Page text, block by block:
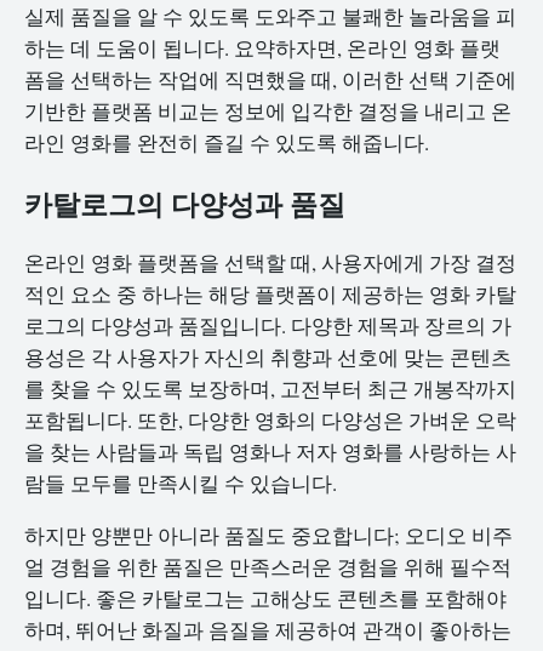
실제 품질을 알 수 있도록 도와주고 불쾌한 놀라움을 피
하는 데 도움이 됩니다. 요약하자면, 온라인 영화 플랫
폼을 선택하는 작업에 직면했을 때, 이러한 선택 기준에
기반한 플랫폼 비교는 정보에 입각한 결정을 내리고 온
라인 영화를 완전히 즐길 수 있도록 해줍니다.
카탈로그의 다양성과 품질
온라인 영화 플랫폼을 선택할 때, 사용자에게 가장 결정
적인 요소 중 하나는 해당 플랫폼이 제공하는 영화 카탈
로그의 다양성과 품질입니다. 다양한 제목과 장르의 가
용성은 각 사용자가 자신의 취향과 선호에 맞는 콘텐츠
를 찾을 수 있도록 보장하며, 고전부터 최근 개봉작까지
포함됩니다. 또한, 다양한 영화의 다양성은 가벼운 오락
을 찾는 사람들과 독립 영화나 저자 영화를 사랑하는 사
람들 모두를 만족시킬 수 있습니다.
하지만 양뿐만 아니라 품질도 중요합니다; 오디오 비주
얼 경험을 위한 품질은 만족스러운 경험을 위해 필수적
입니다. 좋은 카탈로그는 고해상도 콘텐츠를 포함해야
하며, 뛰어난 화질과 음질을 제공하여 관객이 좋아하는